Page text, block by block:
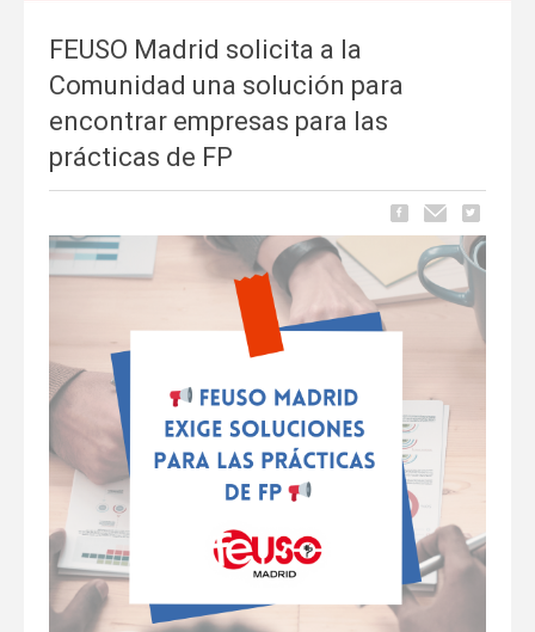
FEUSO Madrid solicita a la
Comunidad una solución para
encontrar empresas para las
prácticas de FP